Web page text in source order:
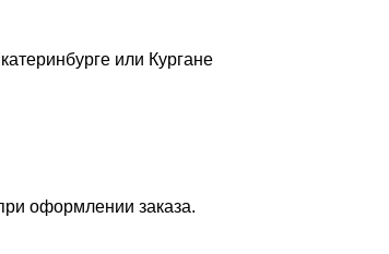
или Кургане
оформлении заказа.